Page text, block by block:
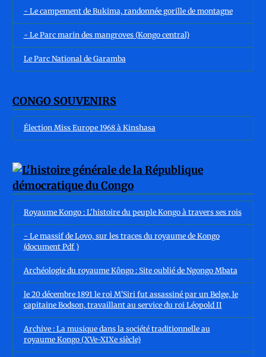
- Le campement de Bukima, randonnée gorille de montagne
- Le Parc marin des mangroves (Kongo central)
Le Parc National de Garamba
CONGO SOUVENIRS
Élection Miss Europe 1968 à Kinshasa
Royaume Kongo : L'histoire du peuple Kongo à travers ses rois
- Le massif de Lovo, sur les traces du royaume de Kongo
(document Pdf )
Archéologie du royaume Kôngo : Site oublié de Ngongo Mbata
le 20 décembre 1891 le roi M'Siri fut assassiné par un Belge, le
capitaine Bodson, travaillant au service du roi Léopold II
Archive : La musique dans la société traditionnelle au
royaume Kongo (XVe-XIXe siècle)